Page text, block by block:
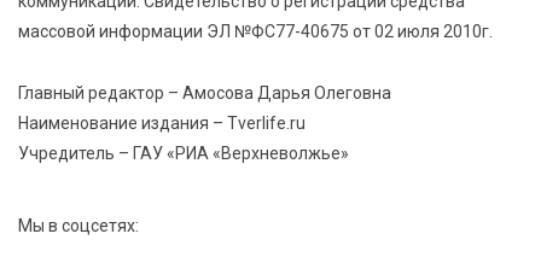
Спрос растёт: жители других регионов активнее
оформляют недвижимость в Тверской области
массовой информации ЭЛ №ФС77-40675 от 02 июля 2010г.
Главный редактор – Амосова Дарья Олеговна
Наименование издания – Tverlife.ru
Учредитель – ГАУ «РИА «Верхневолжье»
Мы в соцсетях: